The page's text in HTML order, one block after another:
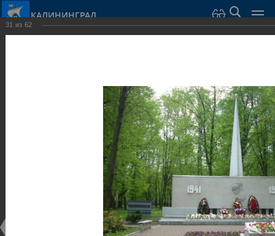
КАЛИНИНГРАД
Скульптуры и мемориалы
31 из 62